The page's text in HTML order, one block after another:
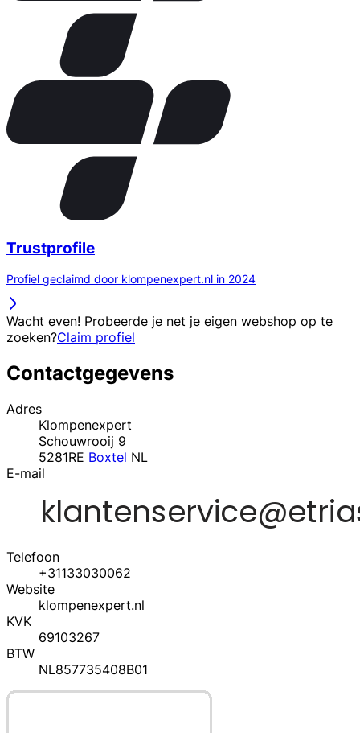
Trustprofile
Profiel geclaimd door klompenexpert.nl in 2024
Wacht even! Probeerde je net je eigen webshop op te
zoeken?Claim profiel
Contactgegevens
Adres
Klompenexpert
Schouwrooij 9
5281RE Boxtel NL
E-mail
Telefoon
+31133030062
Website
klompenexpert.nl
KVK
69103267
BTW
NL857735408B01